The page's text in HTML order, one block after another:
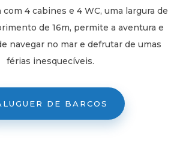
com 4 cabines e 4 WC, uma largura de
de 16m, permite a aventura e
navegar no mar e defrutar de umas
férias inesquecíveis.
DE BARCOS